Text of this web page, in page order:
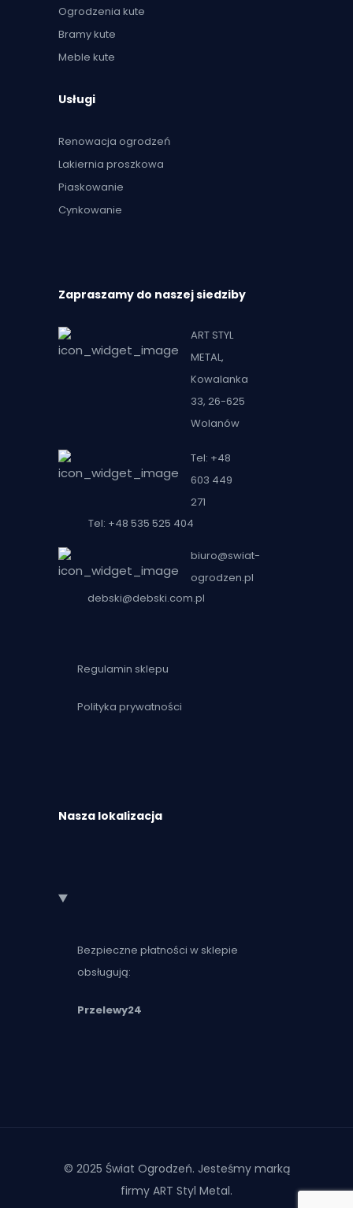
Ogrodzenia kute
Bramy kute
Meble kute
Usługi
Renowacja ogrodzeń
Lakiernia proszkowa
Piaskowanie
Cynkowanie
Zapraszamy do naszej siedziby
ART STYL
METAL,
Kowalanka
33, 26-625
Wolanów
Tel: +48
603 449
271
Tel: +48 535 525 404
biuro@swiat-
ogrodzen.pl
debski@debski.com.pl
Regulamin sklepu
Polityka prywatności
Nasza lokalizacja
Bezpieczne płatności w sklepie
obsługują:
Przelewy24
© 2025 Świat Ogrodzeń. Jesteśmy marką
firmy ART Styl Metal.